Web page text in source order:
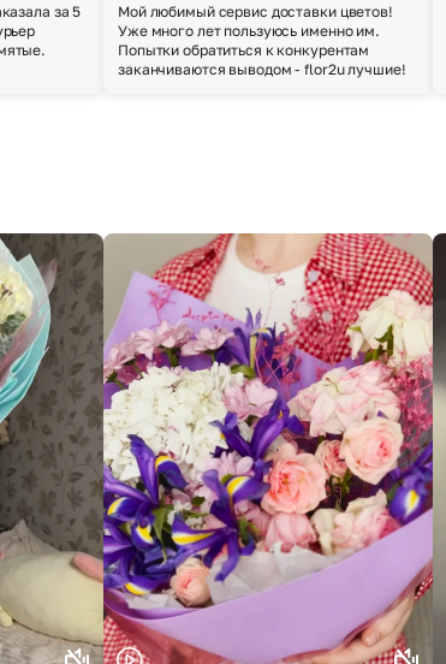
доставки
Санкт-Петербург
Самара
Уфа
Екатеринбург
Омск
за 5
Мой любимый сервис доставки цветов!
Уже много лет пользуюсь именно им.
Попытки обратиться к конкурентам
заканчиваются выводом - flor2u лучшие!